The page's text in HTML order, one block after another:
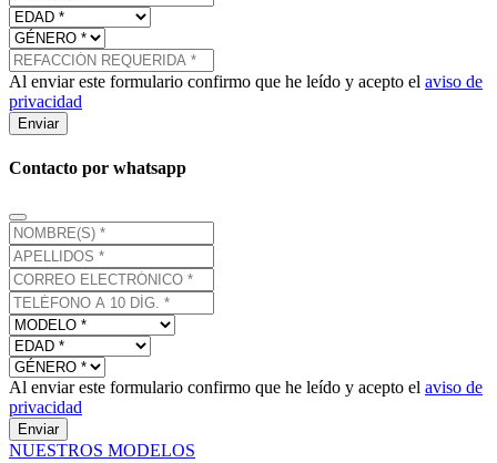
Al enviar este formulario confirmo que he leído y acepto el aviso de
privacidad
Enviar
Contacto por whatsapp
Al enviar este formulario confirmo que he leído y acepto el aviso de
privacidad
Enviar
NUESTROS MODELOS